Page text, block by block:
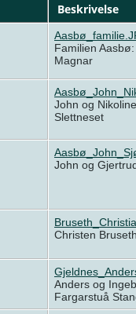
Beskrivelse
Familien
Magnar
John og
Slettneset
John og
Christen
Anders og
Fargarstuå